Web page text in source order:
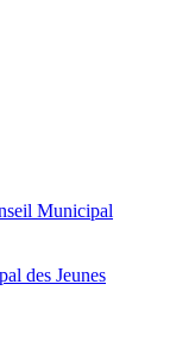
Municipal
des Jeunes